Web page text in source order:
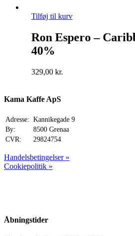
Tilføj til kurv
Ron Espero –
40%
329,00 kr.
Kama Kaffe ApS
Adresse: Kannikegade 9
By:
8500 Grenaa
CVR:
29824754
Handelsbetingelser »
Cookiepolitik »
Åbningstider